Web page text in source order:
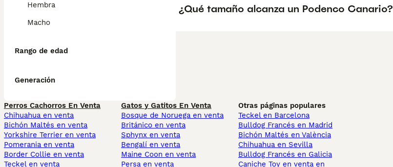
Hembra
Macho
Rango de edad
Generación
¿Qué tamaño alcanza un Podenco Canario?
Perros Cachorros En Venta
Chihuahua en venta
Bichón Maltés en venta
Yorkshire Terrier en venta
Pomerania en venta
Border Collie en venta
Teckel en venta
Gatos y Gatitos En Venta
Bosque de Noruega en venta
Británico en venta
Sphynx en venta
Bengalí en venta
Maine Coon en venta
Persa en venta
Otras páginas populares
Teckel en Barcelona
Bulldog Francés en Madrid
Bichón Maltés en València
Chihuahua en Sevilla
Bulldog Francés en Galicia
Caniche Toy en venta en